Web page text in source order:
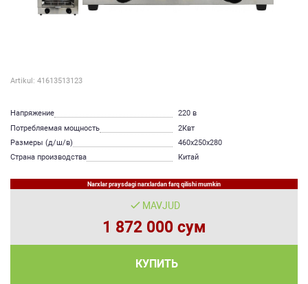
Artikul: 41613513123
Напряжение
220 в
Потребляемая мощность
2Квт
Размеры (д/ш/в)
460х250х280
Страна производства
Китай
Narxlar praysdagi narxlardan farq qilishi mumkin
MAVJUD
1 872 000 сум
КУПИТЬ